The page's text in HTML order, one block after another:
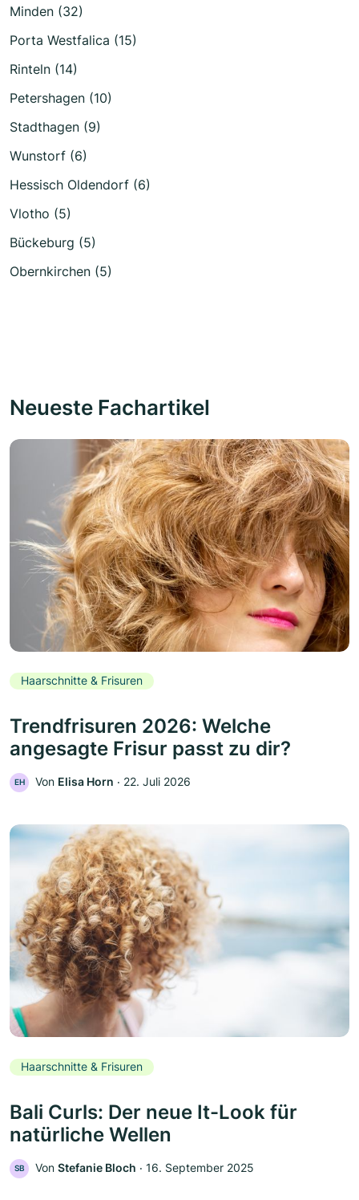
Minden (32)
Porta Westfalica (15)
Rinteln (14)
Petershagen (10)
Stadthagen (9)
Wunstorf (6)
Hessisch Oldendorf (6)
Vlotho (5)
Bückeburg (5)
Obernkirchen (5)
Neueste Fachartikel
Haarschnitte & Frisuren
Trendfrisuren 2026: Welche
angesagte Frisur passt zu dir?
EH Von Elisa Horn ‧ 22. Juli 2026
Haarschnitte & Frisuren
Bali Curls: Der neue It-Look für
natürliche Wellen
SB Von Stefanie Bloch ‧ 16. September 2025